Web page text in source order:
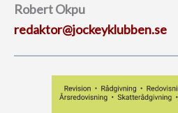
Robert Okpu
redaktor@jockeyklubben.se